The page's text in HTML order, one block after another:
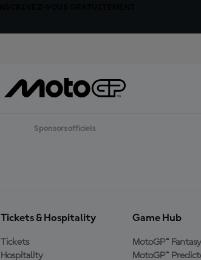
Sponsors officiels
Tickets & Hospitality
Tickets
Hospitality
Game Hub
MotoGP™ Fantasy
MotoGP™